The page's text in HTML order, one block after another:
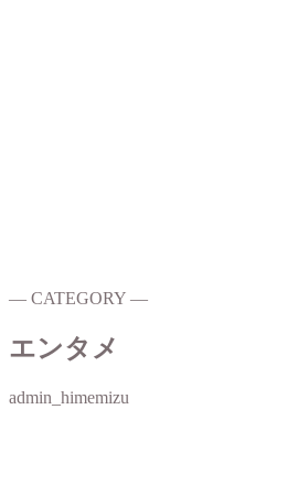
― CATEGORY ―
エンタメ
admin_himemizu